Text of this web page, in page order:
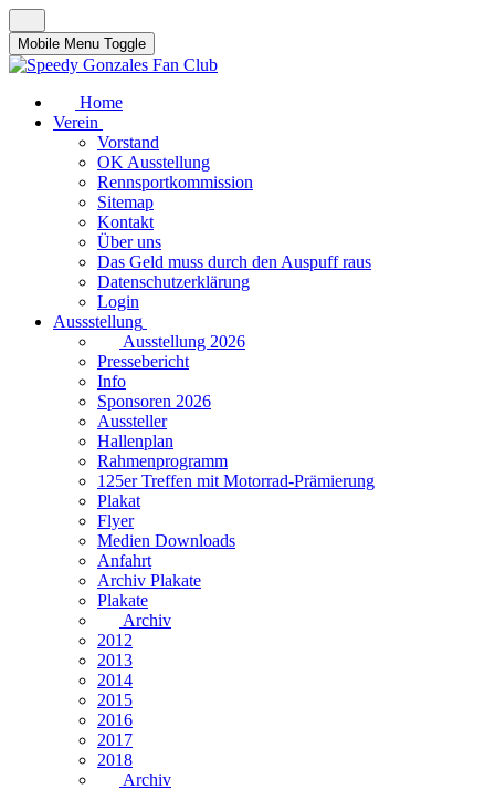
Mobile Menu Toggle
Home
Verein
Vorstand
OK Ausstellung
Rennsportkommission
Sitemap
Kontakt
Über uns
Das Geld muss durch den Auspuff raus
Datenschutzerklärung
Login
Aussstellung
Ausstellung 2026
Pressebericht
Info
Sponsoren 2026
Aussteller
Hallenplan
Rahmenprogramm
125er Treffen mit Motorrad-Prämierung
Plakat
Flyer
Medien Downloads
Anfahrt
Archiv Plakate
Plakate
Archiv
2012
2013
2014
2015
2016
2017
2018
Archiv